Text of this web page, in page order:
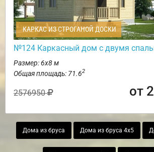
КАРКАС ИЗ СТРОГАНОЙ ДОСКИ
№124 Каркасный дом с двумя
Размер: 6х8 м
Общая площадь: 71.62
2576950 от
Дома из бруса Дома из бруса 4х5